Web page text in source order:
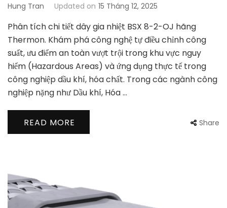
Hung Tran Updated on 15 Tháng 12, 2025
Phân tích chi tiết dây gia nhiệt BSX 8-2-OJ hãng
Thermon. Khám phá công nghệ tự điều chỉnh công
suất, ưu điểm an toàn vượt trội trong khu vực nguy
hiểm (Hazardous Areas) và ứng dụng thực tế trong
công nghiệp dầu khí, hóa chất. Trong các ngành công
nghiệp nặng như Dầu khí, Hóa …
READ MORE Share